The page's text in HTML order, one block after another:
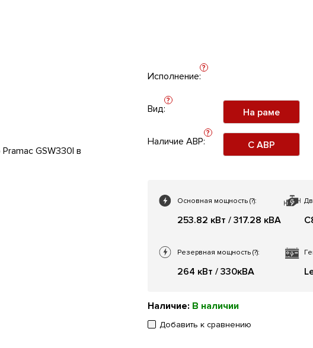
Исполнение:
?
Вид:
?
На раме
Наличие АВР:
?
С АВР
Основная мощность (?):
253.82 кВт / 317.28 кВА
Резервная мощность (?):
264 кВт / 330кВА
Наличие: В наличии
Добавить к сравнению